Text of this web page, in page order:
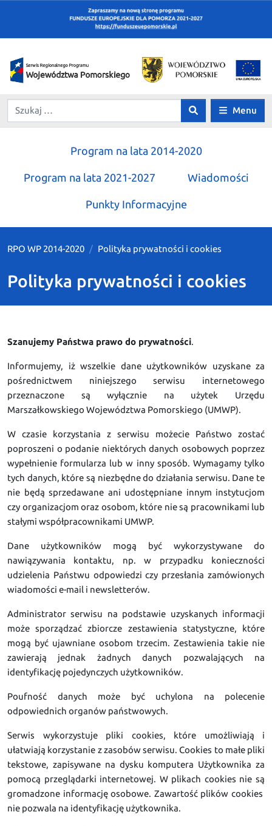
Menu
Program na lata 2014-2020
Program na lata 2021-2027 Wiadomości
Punkty Informacyjne
RPO WP 2014-2020 Polityka prywatności i cookies
Polityka prywatności i cookies
Szanujemy Państwa prawo do prywatności.
Informujemy, iż wszelkie dane użytkowników uzyskane za
pośrednictwem niniejszego serwisu internetowego
przeznaczone są wyłącznie na użytek Urzędu
Marszałkowskiego Województwa Pomorskiego (UMWP).
W czasie korzystania z serwisu możecie Państwo zostać
poproszeni o podanie niektórych danych osobowych poprzez
wypełnienie formularza lub w inny sposób. Wymagamy tylko
tych danych, które są niezbędne do działania serwisu. Dane te
nie będą sprzedawane ani udostępniane innym instytucjom
czy organizacjom oraz osobom, które nie są pracownikami lub
stałymi współpracownikami UMWP.
Dane użytkowników mogą być wykorzystywane do
nawiązywania kontaktu, np. w przypadku konieczności
udzielenia Państwu odpowiedzi czy przesłania zamówionych
wiadomości e-mail i newsletterów.
Administrator serwisu na podstawie uzyskanych informacji
może sporządzać zbiorcze zestawienia statystyczne, które
mogą być ujawniane osobom trzecim. Zestawienia takie nie
zawierają jednak żadnych danych pozwalających na
identyfikację pojedynczych użytkowników.
Poufność danych może być uchylona na polecenie
odpowiednich organów państwowych.
Serwis wykorzystuje pliki cookies, które umożliwiają i
ułatwiają korzystanie z zasobów serwisu. Cookies to małe pliki
tekstowe, zapisywane na dysku komputera Użytkownika za
pomocą przeglądarki internetowej. W plikach cookies nie są
gromadzone informację osobowe. Zawartość plików cookies
nie pozwala na identyfikację użytkownika.